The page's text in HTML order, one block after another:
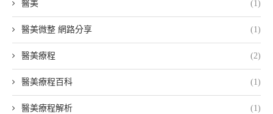
醫美 (1)
醫美微整 網路分享 (1)
醫美療程 (2)
醫美療程百科 (1)
醫美療程解析 (1)